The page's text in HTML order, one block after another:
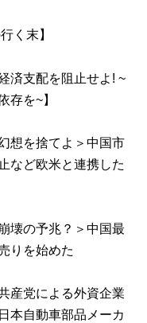
く末】
済支配を阻止せよ! ~
存を~】
想を捨てよ＞中国市
など欧米と連携した
壊の予兆？＞中国最
りを始めた
産党による外資企業
本自動車部品メーカ